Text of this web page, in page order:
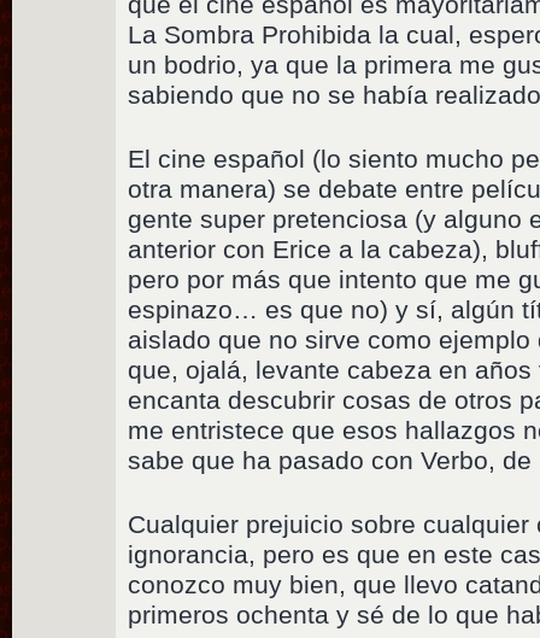
La Sombra Prohibida la cual,
un bodrio, ya que la primera me
sabiendo que no se había
El cine español (lo siento mucho
otra manera) se debate entre
gente super pretenciosa (y alguno
anterior con Erice a la cabeza),
pero por más que intento que me
espinazo… es que no) y sí, algún
aislado que no sirve como
que, ojalá, levante cabeza en
encanta descubrir cosas de otros
me entristece que esos hallazgos
sabe que ha pasado con Verbo,
Cualquier prejuicio sobre cualquier
ignorancia, pero es que en este
conozco muy bien, que llevo
primeros ochenta y sé de lo que